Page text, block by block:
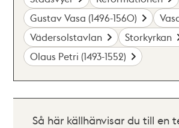
Gustav Vasa (1496-1560)
Vädersolstavlan
Storkyrkan
Olaus Petri (1493-1552)
Så här källhänvisar du till en